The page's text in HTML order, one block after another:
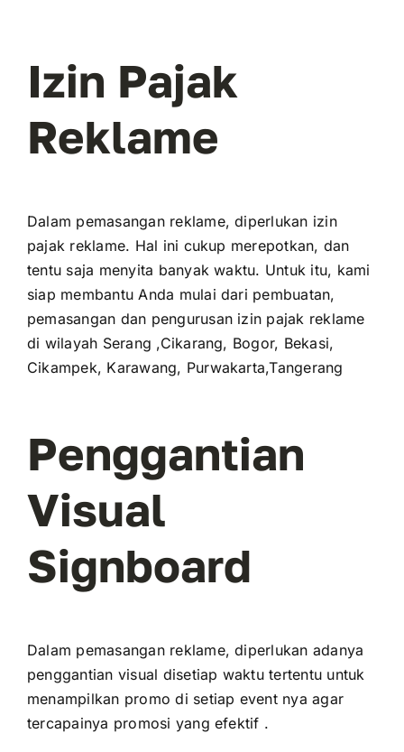
Izin Pajak
Reklame
Dalam pemasangan reklame, diperlukan izin
pajak reklame. Hal ini cukup merepotkan, dan
tentu saja menyita banyak waktu. Untuk itu, kami
siap membantu Anda mulai dari pembuatan,
pemasangan dan pengurusan izin pajak reklame
di wilayah Serang ,Cikarang, Bogor, Bekasi,
Cikampek, Karawang, Purwakarta,Tangerang
Penggantian
Visual
Signboard
Dalam pemasangan reklame, diperlukan adanya
penggantian visual disetiap waktu tertentu untuk
menampilkan promo di setiap event nya agar
tercapainya promosi yang efektif .